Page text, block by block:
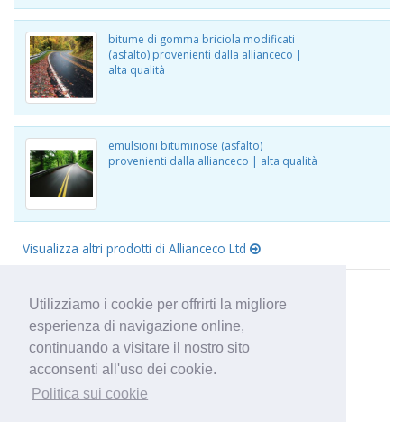
Utilizziamo i cookie per offrirti la migliore
esperienza di navigazione online,
continuando a visitare il nostro sito
acconsenti all'uso dei cookie.
Politica sui cookie
bitume di gomma briciola modificati
(asfalto) provenienti dalla allianceco |
alta qualità
emulsioni bituminose (asfalto)
provenienti dalla allianceco | alta qualità
Visualizza altri prodotti di Allianceco Ltd